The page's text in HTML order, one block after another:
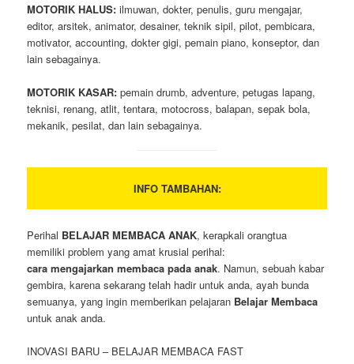
MOTORIK HALUS: ilmuwan, dokter, penulis, guru mengajar,
editor, arsitek, animator, desainer, teknik sipil, pilot, pembicara,
motivator, accounting, dokter gigi, pemain piano, konseptor, dan
lain sebagainya.
MOTORIK KASAR: pemain drumb, adventure, petugas lapang,
teknisi, renang, atlit, tentara, motocross, balapan, sepak bola,
mekanik, pesilat, dan lain sebagainya.
INFO TAMBAHAN:
Perihal BELAJAR MEMBACA ANAK, kerapkali orangtua
memiliki problem yang amat krusial perihal:
cara mengajarkan membaca pada anak. Namun, sebuah kabar
gembira, karena sekarang telah hadir untuk anda, ayah bunda
semuanya, yang ingin memberikan pelajaran Belajar Membaca
untuk anak anda.
INOVASI BARU – BELAJAR MEMBACA FAST